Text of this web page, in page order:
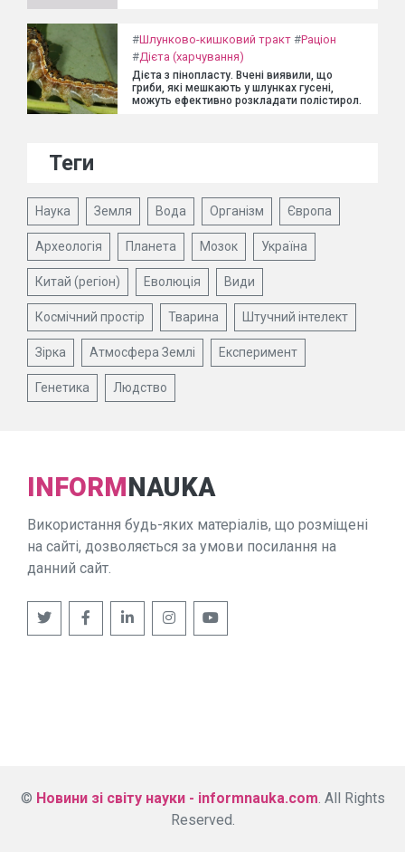
#Шлунково-кишковий тракт #Раціон
#Дієта (харчування)
Дієта з пінопласту. Вчені виявили, що
гриби, які мешкають у шлунках гусені,
можуть ефективно розкладати полістирол.
Теги
Наука Земля Вода Організм Європа
Археологія Планета Мозок Україна
Китай (регіон) Еволюція Види
Космічний простір Тварина Штучний інтелект
Зірка Атмосфера Землі Експеримент
Генетика Людство
INFORMNAUKA
Використання будь-яких матеріалів, що розміщені
на сайті, дозволяється за умови посилання на
данний сайт.
© Новини зі світу науки - informnauka.com . All Rights
Reserved.